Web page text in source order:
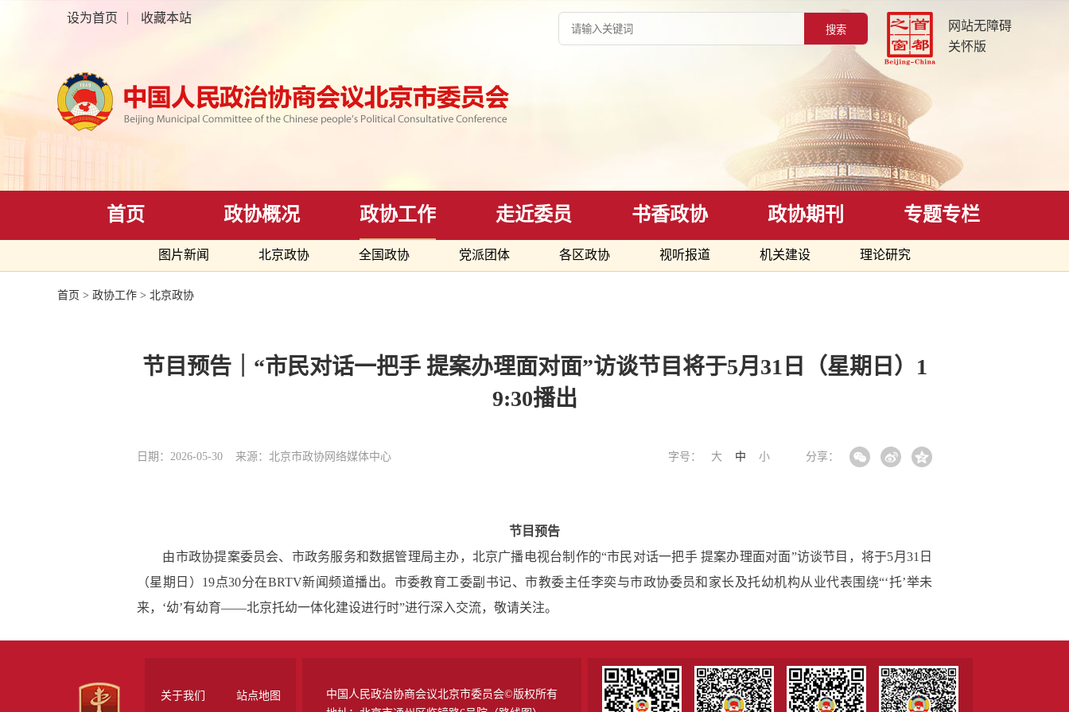
网站无障碍
关怀版
设为首页 收藏本站
首页 政协概况 政协工作
图片新闻 北京政协 全国政协 党派团体 各区政协 视听报道 机关建设 理论研究
走近委员 书香政协 政协期刊 专题专栏
首页 > 政协工作 > 北京政协
节目预告｜“市民对话一把手 提案办理面对面”访谈节目将于5月31日（星期日）1
9:30播出
日期：2026-05-30 来源：北京市政协网络媒体中心 分享：
字号： 大 中 小
节目预告
由市政协提案委员会、市政务服务和数据管理局主办，北京广播电视台制作的“市民对话一把手 提案办理面对面”访谈节目，将于5月31日
（星期日）19点30分在BRTV新闻频道播出。市委教育工委副书记、市教委主任李奕与市政协委员和家长及托幼机构从业代表围绕“‘托’举未
来，‘幼’有幼育——北京托幼一体化建设进行时”进行深入交流，敬请关注。
关于我们 站点地图
中国人民政治协商会议北京市委员会©版权所有